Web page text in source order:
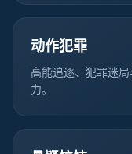
动作犯罪
高能追逐、犯罪迷
力。